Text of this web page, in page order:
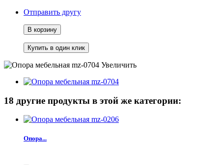
Отправить другу
В корзину
Увеличить
18 другие продукты в этой же категории:
Опора...